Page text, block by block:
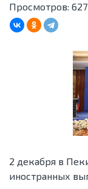
Просмотров: 627
2 декабря в
иностранных